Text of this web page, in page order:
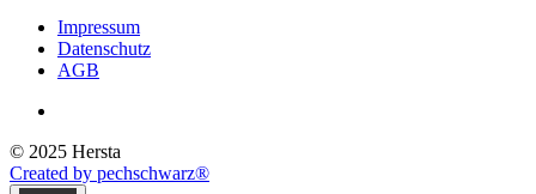
Impressum
Datenschutz
AGB
© 2025 Hersta
Created by pechschwarz®